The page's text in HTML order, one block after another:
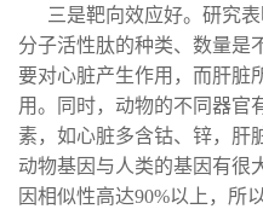
三是靶向效应好。研究
分子活性肽的种类、数量是
要对心脏产生作用，而肝脏
用。同时，动物的不同器官
素，如心脏多含钴、锌，肝
动物基因与人类的基因有很
因相似性高达90%以上，所